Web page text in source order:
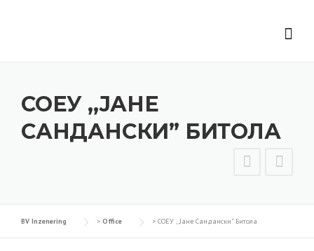
СОЕУ ,,ЈАНЕ
САНДАНСКИ” БИТОЛА
BV Inzenering > Office > СОЕУ ,,Јане Сандански” Битола